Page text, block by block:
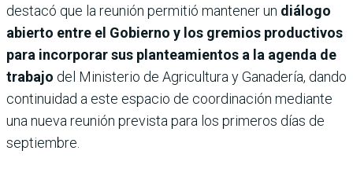
destacó que la reunión permitió mantener un diálogo
abierto entre el Gobierno y los gremios productivos
para incorporar sus planteamientos a la agenda de
trabajo del Ministerio de Agricultura y Ganadería, dando
continuidad a este espacio de coordinación mediante
una nueva reunión prevista para los primeros días de
septiembre.